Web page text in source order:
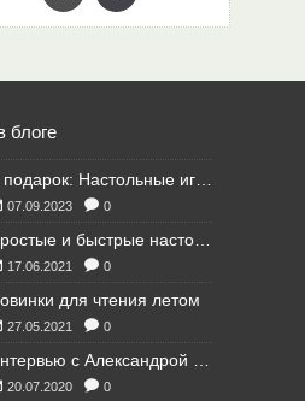
блоге
07.09.2023 0
17.06.2021 0
для чтения летом
27.05.2021 0
20.07.2020 0